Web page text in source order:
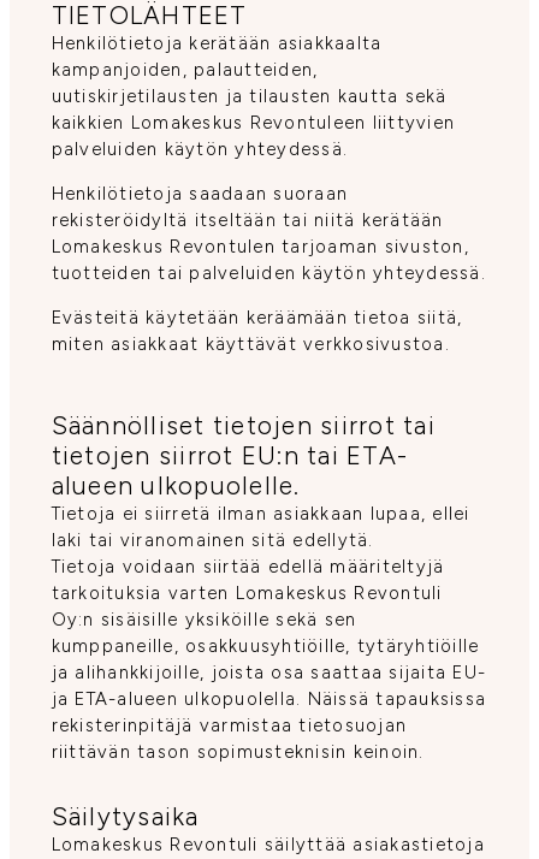
TIETOLÄHTEET
Henkilötietoja kerätään asiakkaalta
kampanjoiden, palautteiden,
uutiskirjetilausten ja tilausten kautta sekä
kaikkien Lomakeskus Revontuleen liittyvien
palveluiden käytön yhteydessä.
Henkilötietoja saadaan suoraan
rekisteröidyltä itseltään tai niitä kerätään
Lomakeskus Revontulen tarjoaman sivuston,
tuotteiden tai palveluiden käytön yhteydessä.
Evästeitä käytetään keräämään tietoa siitä,
miten asiakkaat käyttävät verkkosivustoa.
Säännölliset tietojen siirrot tai
tietojen siirrot EU:n tai ETA-
alueen ulkopuolelle.
Tietoja ei siirretä ilman asiakkaan lupaa, ellei
laki tai viranomainen sitä edellytä.
Tietoja voidaan siirtää edellä määriteltyjä
tarkoituksia varten Lomakeskus Revontuli
Oy:n sisäisille yksiköille sekä sen
kumppaneille, osakkuusyhtiöille, tytäryhtiöille
ja alihankkijoille, joista osa saattaa sijaita EU-
ja ETA-alueen ulkopuolella. Näissä tapauksissa
rekisterinpitäjä varmistaa tietosuojan
riittävän tason sopimusteknisin keinoin.
Säilytysaika
Lomakeskus Revontuli säilyttää asiakastietoja